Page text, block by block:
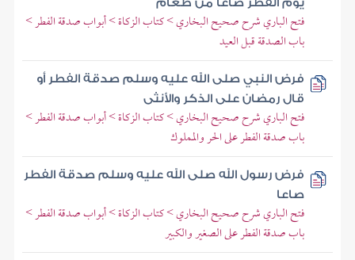
يوم الفطر صاعا من طعام
فتح الباري شرح صحيح البخاري > كتاب الزكاة > أبواب صدقة الفطر >
باب الصدقة قبل العيد
فرض النبي صلى الله عليه وسلم صدقة الفطر أو
قال رمضان على الذكر والأنثى
فتح الباري شرح صحيح البخاري > كتاب الزكاة > أبواب صدقة الفطر >
باب صدقة الفطر على الحر والمملوك
فرض رسول الله صلى الله عليه وسلم صدقة الفطر
صاعا
فتح الباري شرح صحيح البخاري > كتاب الزكاة > أبواب صدقة الفطر >
باب صدقة الفطر على الصغير والكبير